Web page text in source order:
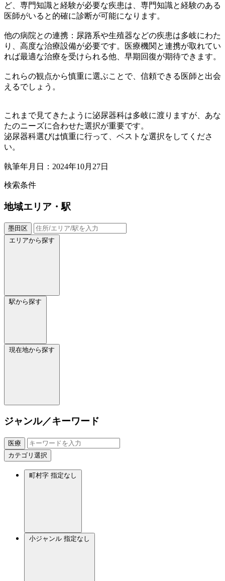
ど、専門知識と経験が必要な疾患は、専門知識と経験のある
医師がいると的確に診断が可能になります。
他の病院との連携：尿路系や生殖器などの疾患は多岐にわた
り、高度な治療設備が必要です。医療機関と連携が取れてい
れば最適な治療を受けられる他、早期回復が期待できます。
これらの観点から慎重に選ぶことで、信頼できる医師と出会
えるでしょう。
これまで見てきたように泌尿器科は多岐に渡りますが、あな
たのニーズに合わせた選択が重要です。
泌尿器科選びは慎重に行って、ベストな選択をしてくださ
い。
執筆年月日：2024年10月27日
検索条件
地域エリア・駅
墨田区
エリアから探す
駅から探す
現在地から探す
ジャンル／キーワード
医療
カテゴリ選択
町村字 指定なし
小ジャンル 指定なし